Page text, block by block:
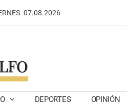
07.08.2026
DEPORTES OPINIÓN